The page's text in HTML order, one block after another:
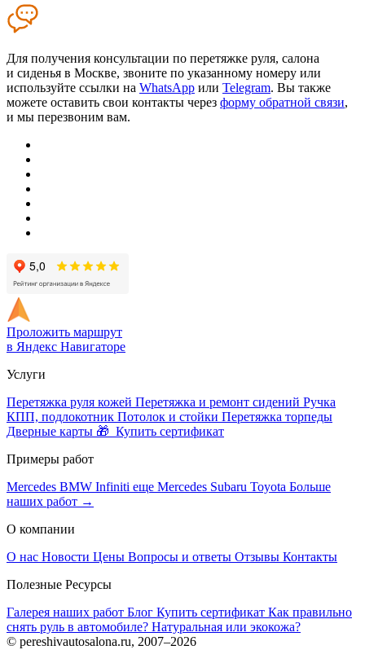
Для получения консультации по перетяжке руля, салона
и сиденья в Москве, звоните по указанному номеру или
используйте ссылки на WhatsApp или Telegram. Вы также
можете оставить свои контакты через форму обратной связи,
и мы перезвоним вам.
Проложить маршрут
в Яндекс Навигаторе
Услуги
Перетяжка руля кожей Перетяжка и ремонт сидений Ручка
КПП, подлокотник Потолок и стойки Перетяжка торпеды
Дверные карты 🎁 Купить сертификат
Примеры работ
Mercedes BMW Infiniti еще Mercedes Subaru Toyota Больше
наших работ →
О компании
О нас Новости Цены Вопросы и ответы Отзывы Контакты
Полезные Ресурсы
Галерея наших работ Блог Купить сертификат Как правильно
снять руль в автомобиле? Натуральная или экокожа?
© pereshivautosalona.ru, 2007–2026